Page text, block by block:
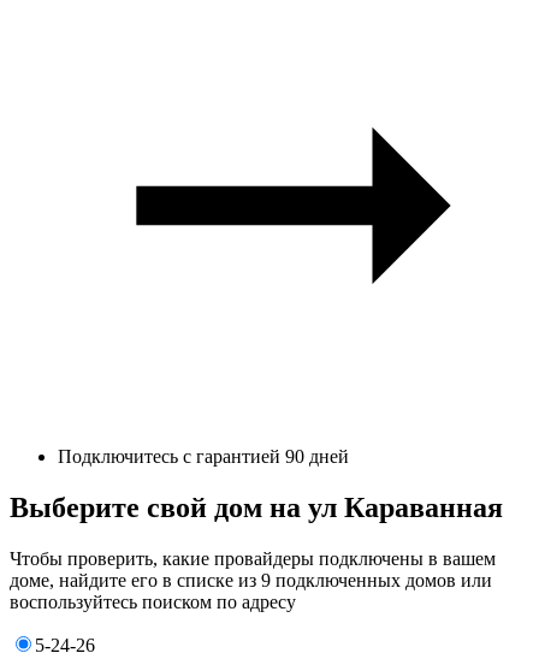
Подключитесь с гарантией 90 дней
Выберите свой дом на ул Караванная
Чтобы проверить, какие провайдеры подключены в вашем
доме, найдите его в списке из 9 подключенных домов или
воспользуйтесь поиском по адресу
5-24-26